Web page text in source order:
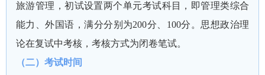
旅游管理，初试设置两个单元考试科目，即管理类综合
能力、外国语，满分分别为200分、100分。思想政治理
论在复试中考核，考核方式为闭卷笔试。
（二）考试时间